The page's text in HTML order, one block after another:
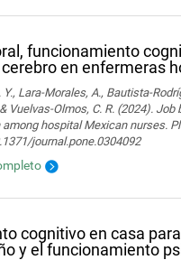
funcionamiento
en enfermeras
Y., Lara-Morales, A., Bautista-
& Vuelvas-Olmos, C. R. (2024).
hospital Mexican nurses.
journal.pone.0304092
cognitivo en casa
y el funcionamiento